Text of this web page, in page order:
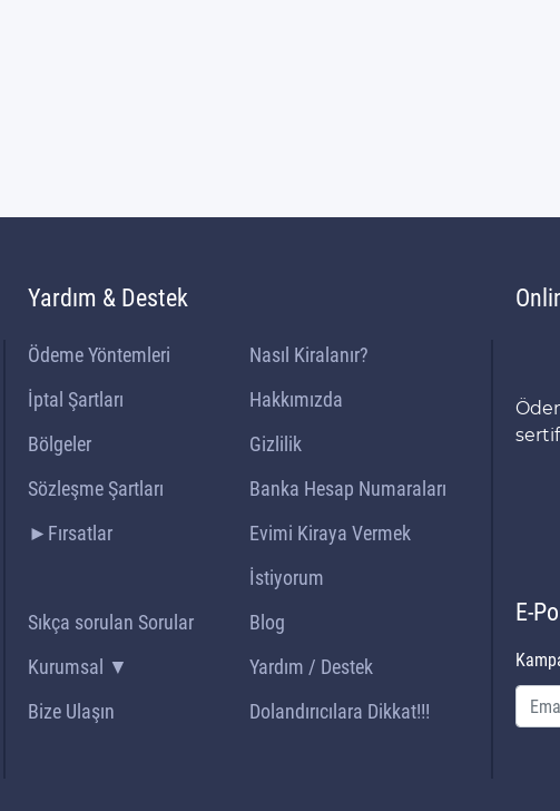
Yardım & Destek
Ödeme Yöntemleri
Nasıl Kiralanır?
İptal Şartları
Hakkımızda
Bölgeler
Gizlilik
Sözleşme Şartları
Banka Hesap Numaraları
►Fırsatlar
Evimi Kiraya Vermek
İstiyorum
Sıkça sorulan Sorular
Blog
Kurumsal ▼
Yardım / Destek
Bize Ulaşın
Dolandırıcılara Dikkat!!!
E-